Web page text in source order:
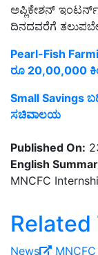
ಅಪ್ಲಿಕೇಶನ್
ದಿನದವರೆಗೆ
Pearl-Fish
ರೂ 20,00,000
Small Savings
ಸಚಿವಾಲಯ
Published On:
English
MNCFC
Related
News